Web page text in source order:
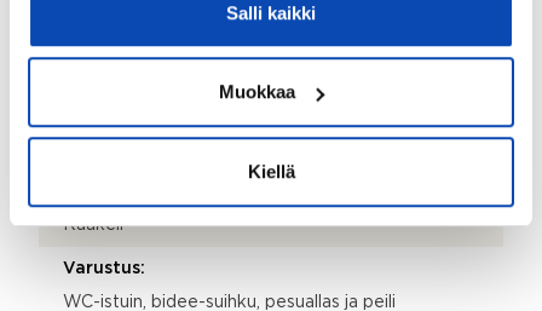
Salli kaikki
Muokkaa
Kiellä
Kaakeli
Varustus:
WC-istuin, bidee-suihku, pesuallas ja peili